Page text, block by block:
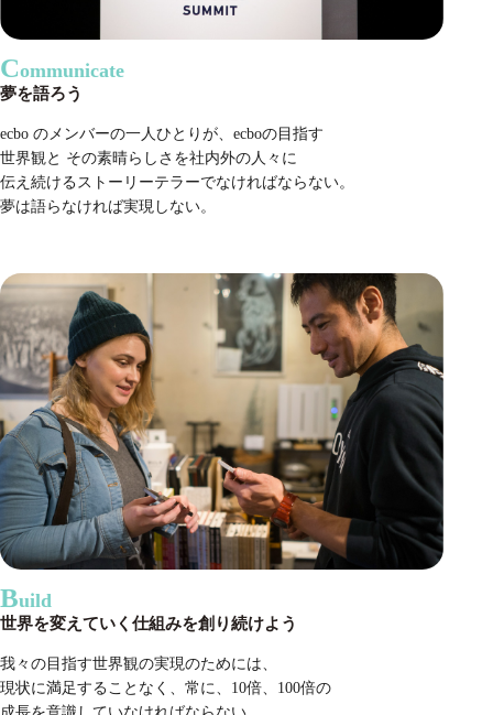
Communicate
夢を語ろう
ecbo のメンバーの一人ひとりが、ecboの目指す
世界観と その素晴らしさを社内外の人々に
伝え続けるストーリーテラーでなければならない。
夢は語らなければ実現しない。
Build
世界を変えていく仕組みを創り続けよう
我々の目指す世界観の実現のためには、
現状に満足することなく、常に、10倍、100倍の